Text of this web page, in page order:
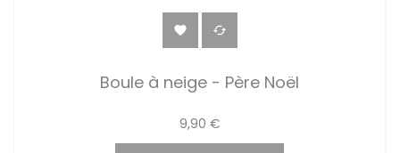
 
Boule à neige - Père Noël
9,90 €